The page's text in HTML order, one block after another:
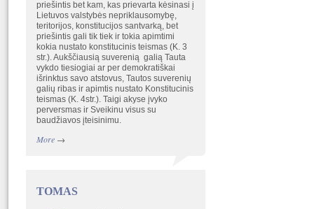
priešintis bet kam, kas prievarta kėsinasi į
Lietuvos valstybės nepriklausomybę,
teritorijos, konstitucijos santvarką, bet
priešintis gali tik tiek ir tokia apimtimi
kokia nustato konstitucinis teismas (K. 3
str.). Aukščiausią suverenią galią Tauta
vykdo tiesiogiai ar per demokratiškai
išrinktus savo atstovus, Tautos suverenių
galių ribas ir apimtis nustato Konstitucinis
teismas (K. 4str.). Taigi akyse įvyko
perversmas ir Sveikinu visus su
baudžiavos įteisinimu.
More→
TOMAS